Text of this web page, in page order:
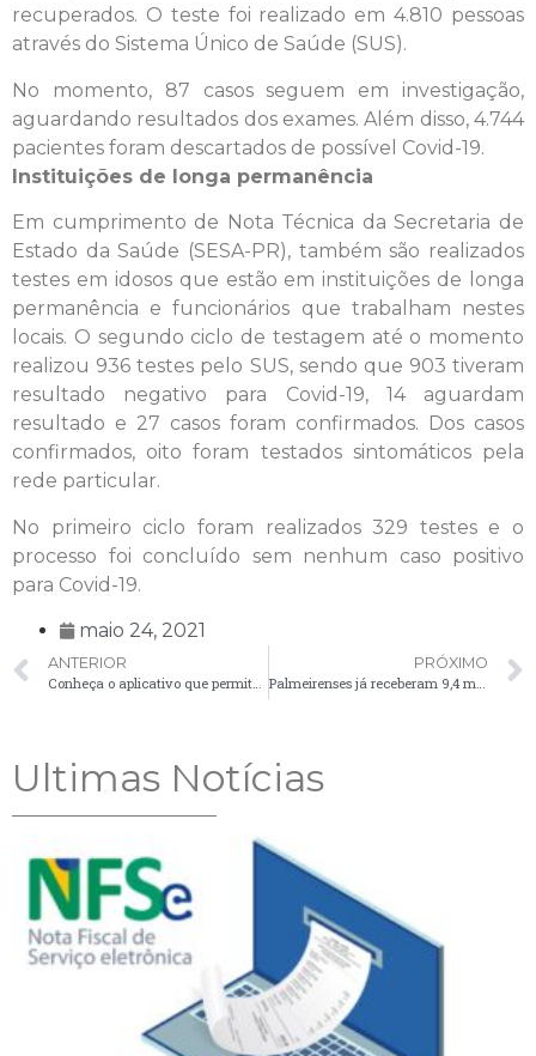
recuperados. O teste foi realizado em 4.810 pessoas
através do Sistema Único de Saúde (SUS).
No momento, 87 casos seguem em investigação,
aguardando resultados dos exames. Além disso, 4.744
pacientes foram descartados de possível Covid-19.
Instituições de longa permanência
Em cumprimento de Nota Técnica da Secretaria de
Estado da Saúde (SESA-PR), também são realizados
testes em idosos que estão em instituições de longa
permanência e funcionários que trabalham nestes
locais. O segundo ciclo de testagem até o momento
realizou 936 testes pelo SUS, sendo que 903 tiveram
resultado negativo para Covid-19, 14 aguardam
resultado e 27 casos foram confirmados. Dos casos
confirmados, oito foram testados sintomáticos pela
rede particular.
No primeiro ciclo foram realizados 329 testes e o
processo foi concluído sem nenhum caso positivo
para Covid-19.
maio 24, 2021
ANTERIOR
Conheça o aplicativo que permite acompanhar e participar das licitações do Município
PRÓXIMO
Palmeirenses já receberam 9,4 mil doses de vacina contra a Covid-19
Ultimas Notícias